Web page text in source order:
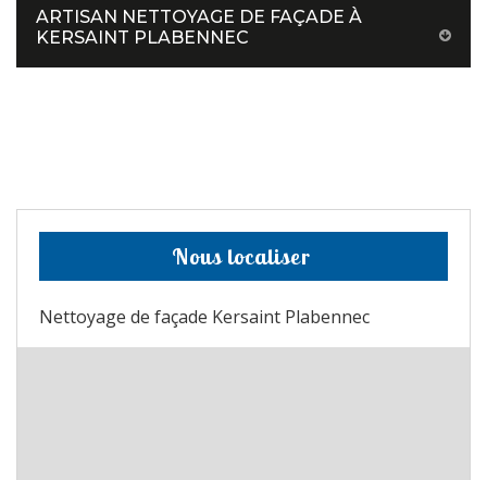
ARTISAN NETTOYAGE DE FAÇADE À
KERSAINT PLABENNEC
Nous localiser
Nettoyage de façade Kersaint Plabennec